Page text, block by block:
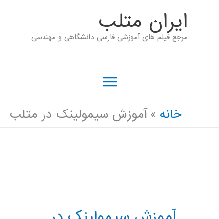
ايران متلب
مرجع فیلم های آموزشی فارسی دانشگاهی و مهندسی
فهرست
اصلی
خانه آموزش سیمولینک در متلب